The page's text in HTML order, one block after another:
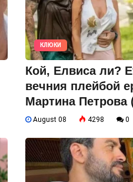
КЛЮКИ
Кой, Елвиса ли?
вечния плейбой
Мартина Петрова
August 08 4298 0